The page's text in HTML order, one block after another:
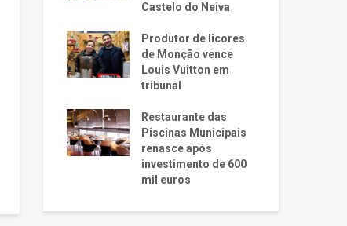
Castelo do Neiva
Produtor de licores
de Monção vence
Louis Vuitton em
tribunal
Restaurante das
Piscinas Municipais
renasce após
investimento de 600
mil euros